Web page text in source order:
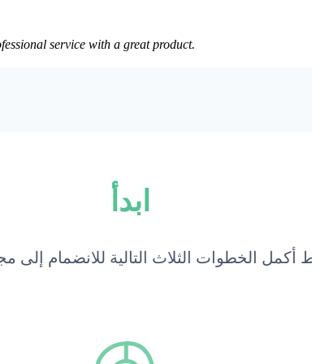
service with a great product.
ابدأ